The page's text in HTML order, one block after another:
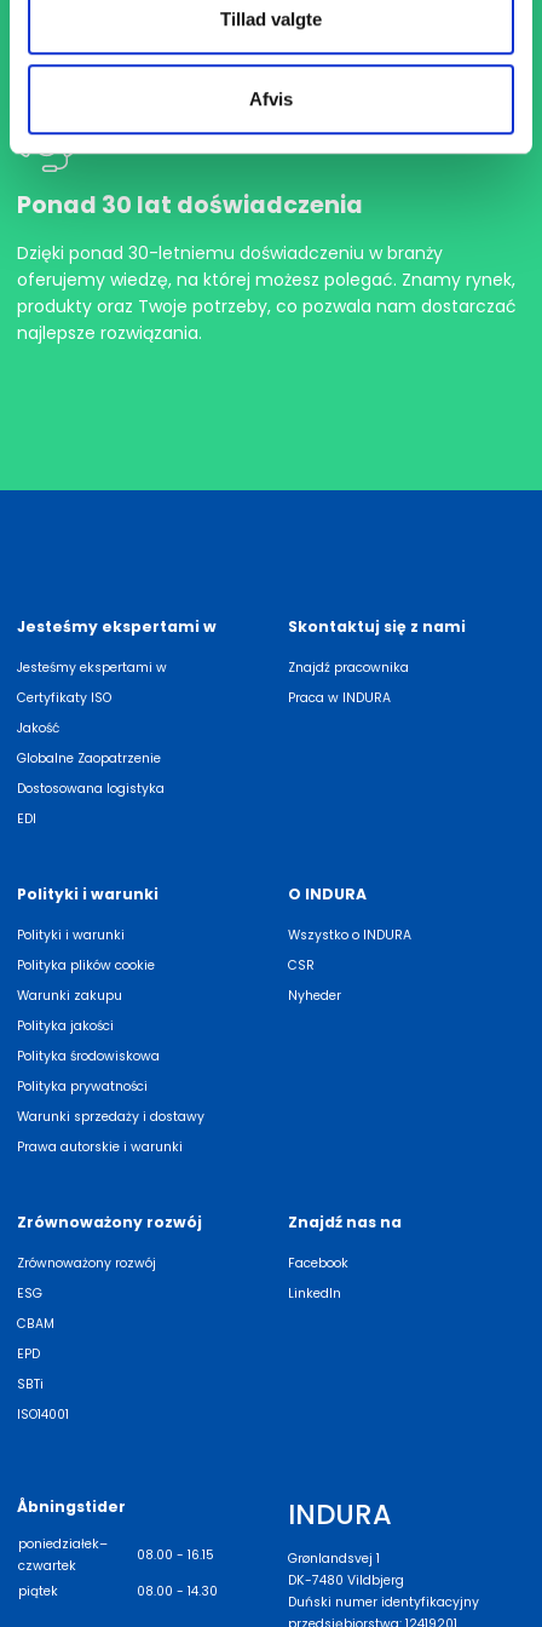
Tillad valgte
Afvis
Wybierz spośród ponad 9.000 numerów katalogowych –
mamy wszystko, czego potrzebujesz, od standardowych
komponentów po produkty specjalne
Ponad 30 lat doświadczenia
Dzięki ponad 30-letniemu doświadczeniu w branży
oferujemy wiedzę, na której możesz polegać. Znamy rynek,
produkty oraz Twoje potrzeby, co pozwala nam dostarczać
najlepsze rozwiązania.
Jesteśmy ekspertami w
Jesteśmy ekspertami w
Certyfikaty ISO
Jakość
Globalne Zaopatrzenie
Dostosowana logistyka
EDI
Skontaktuj się z nami
Znajdź pracownika
Praca w INDURA
Polityki i warunki
Polityki i warunki
Polityka plików cookie
Warunki zakupu
Polityka jakości
Polityka środowiskowa
Polityka prywatności
Warunki sprzedaży i dostawy
Prawa autorskie i warunki
O INDURA
Wszystko o INDURA
CSR
Nyheder
Zrównoważony rozwój
Zrównoważony rozwój
ESG
CBAM
EPD
SBTi
ISO14001
Znajdź nas na
Facebook
LinkedIn
Åbningstider
poniedziałek–
czwartek
08.00 - 16.15
piątek
08.00 - 14.30
INDURA
Grønlandsvej 1
DK-7480 Vildbjerg
Duński numer identyfikacyjny